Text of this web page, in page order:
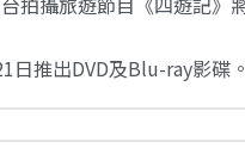
日推出DVD及Blu-ray影碟。